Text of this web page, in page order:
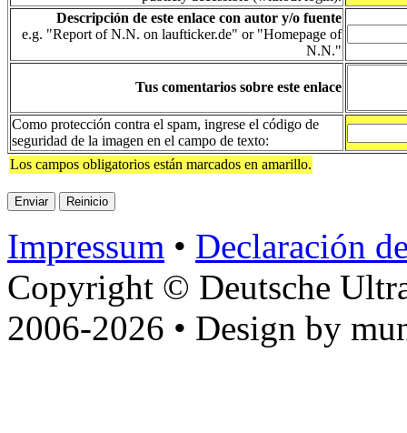
Descripción de este enlace con autor y/o fuente
e.g. "Report of N.N. on laufticker.de" or "Homepage of
N.N."
Tus comentarios sobre este enlace
Como protección contra el spam, ingrese el código de
seguridad de la imagen en el campo de texto:
Los campos obligatorios están marcados en amarillo.
Impressum • Declaración
Copyright © Deutsche
2006-2026 • Design by